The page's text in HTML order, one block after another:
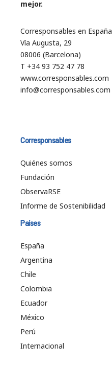
mejor.
Corresponsables en España
Vía Augusta, 29
08006 (Barcelona)
T +34 93 752 47 78
www.corresponsables.com
info@corresponsables.com
Corresponsables
Quiénes somos
Fundación
ObservaRSE
Informe de Sostenibilidad
Países
España
Argentina
Chile
Colombia
Ecuador
México
Perú
Internacional